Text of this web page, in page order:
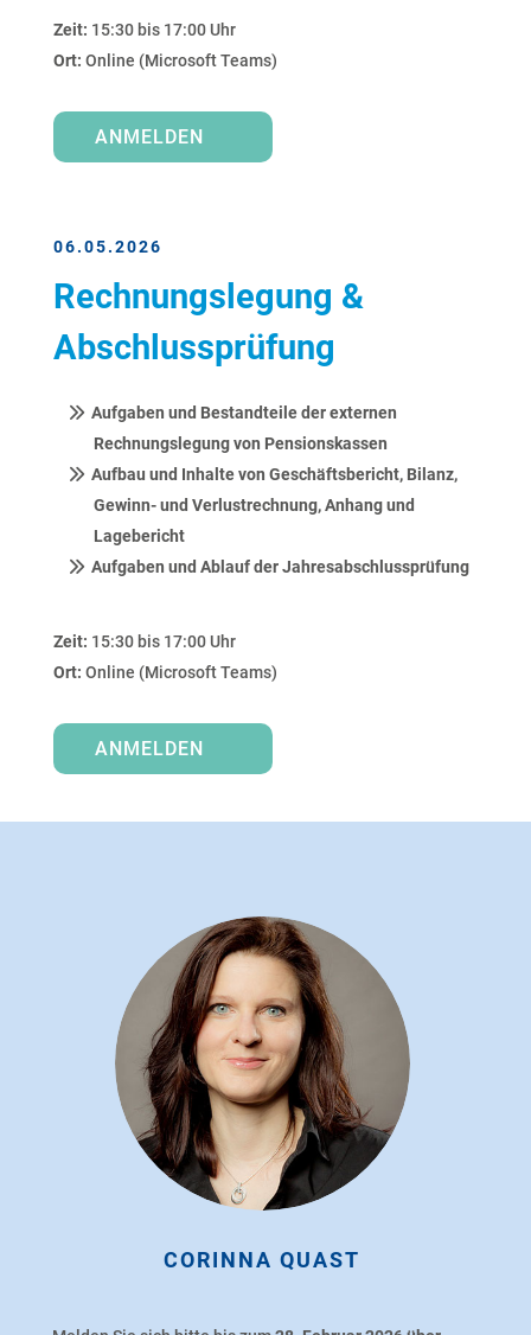
Zeit: 15:30 bis 17:00 Uhr
Ort: Online (Microsoft Teams)
ANMELDEN
06.05.2026
Rechnungslegung &
Abschlussprüfung
Aufgaben und Bestandteile der externen
Rechnungslegung von Pensionskassen
Aufbau und Inhalte von Geschäftsbericht, Bilanz,
Gewinn- und Verlustrechnung, Anhang und
Lagebericht
Aufgaben und Ablauf der Jahresabschlussprüfung
Zeit: 15:30 bis 17:00 Uhr
Ort: Online (Microsoft Teams)
ANMELDEN
CORINNA QUAST